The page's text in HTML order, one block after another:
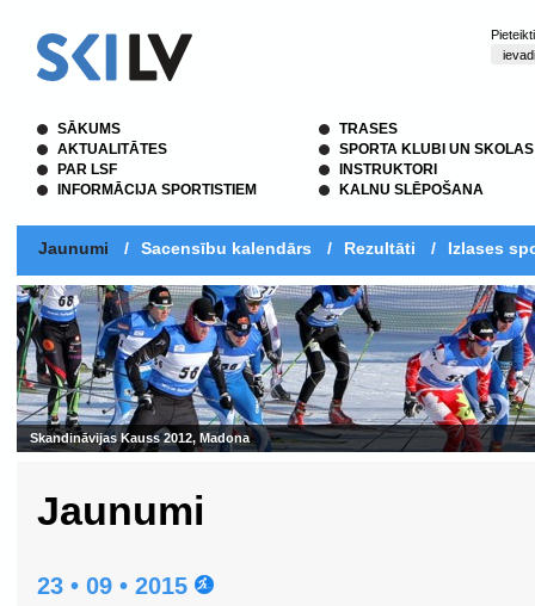
SĀKUMS
AKTUALITĀTES
PAR LSF
INFORMĀCIJA SPORTISTIEM
TRASES
SPORTA KLUBI UN SKOLAS
INSTRUKTORI
KALNU SLĒPOŠANA
Jaunumi / Sacensību kalendārs / Rezultāti / Izlases
Skandināvijas Kauss 2012, Madona
Jaunumi
23 • 09 • 2015